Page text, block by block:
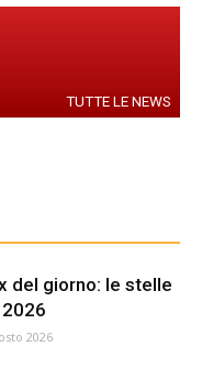
TUTTE LE NEWS
del giorno: le stelle
2026